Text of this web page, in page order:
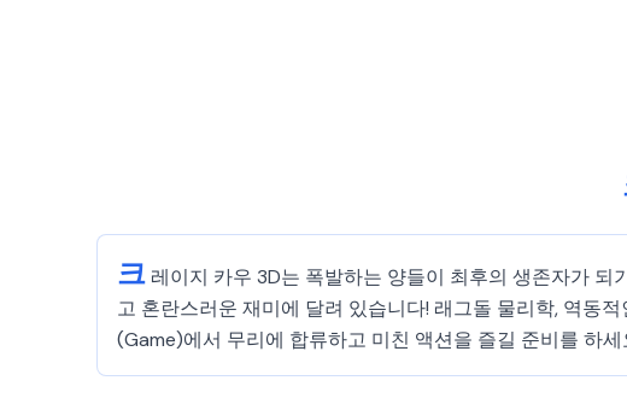
크 레이지 카우 3D는 폭발하는 양들이 최후의 생존자가 되
고 혼란스러운 재미에 달려 있습니다! 래그돌 물리학, 역동
(Game)에서 무리에 합류하고 미친 액션을 즐길 준비를 하세